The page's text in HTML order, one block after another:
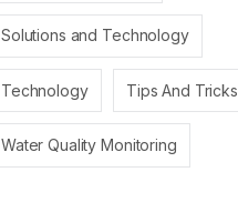
Solutions and Technology
Technology Tips And Tricks
Water Quality Monitoring